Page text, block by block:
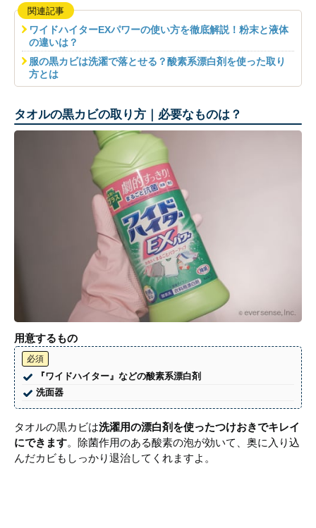
関連記事
ワイドハイターEXパワーの使い方を徹底解説！粉末と液体
の違いは？
服の黒カビは洗濯で落とせる？酸素系漂白剤を使った取り
方とは
タオルの黒カビの取り方｜必要なものは？
用意するもの
必須
『ワイドハイター』などの酸素系漂白剤
洗面器
タオルの黒カビは洗濯用の漂白剤を使ったつけおきでキレイ
にできます。除菌作用のある酸素の泡が効いて、奥に入り込
んだカビもしっかり退治してくれますよ。